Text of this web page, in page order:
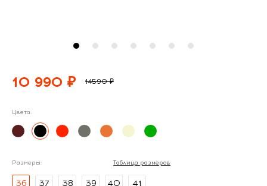
10 990 ₽ 14590 ₽
Цвета:
Размеры: Таблица размеров
36 37 38 39 40 41